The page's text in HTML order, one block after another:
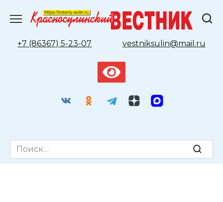
содержанию
+7 (86367) 5-23-07
vestniksulin@mail.ru
Search
for: